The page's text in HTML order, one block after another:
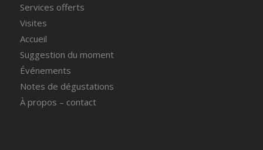
Services offerts
Visites
Accueil
Suggestion du moment
Événements
Notes de dégustations
À propos – contact